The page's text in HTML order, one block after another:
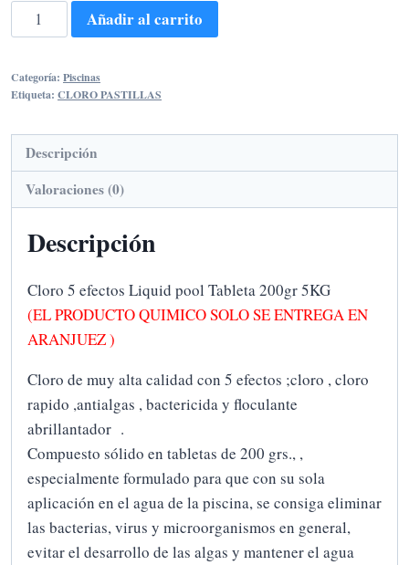
CLORO
5
LIQUID
TABLETA
200GR
5KG
cantidad
Añadir al carrito
Categoría: Piscinas
Etiqueta: CLORO PASTILLAS
Descripción
Valoraciones (0)
Descripción
Cloro 5 efectos Liquid pool Tableta 200gr 5KG
(EL PRODUCTO QUIMICO SOLO SE ENTREGA EN
ARANJUEZ )
Cloro de muy alta calidad con 5 efectos ;cloro , cloro
rapido ,antialgas , bactericida y floculante
abrillantador .
Compuesto sólido en tabletas de 200 grs., ,
especialmente formulado para que con su sola
aplicación en el agua de la piscina, se consiga eliminar
las bacterias, virus y microorganismos en general,
evitar el desarrollo de las algas y mantener el agua